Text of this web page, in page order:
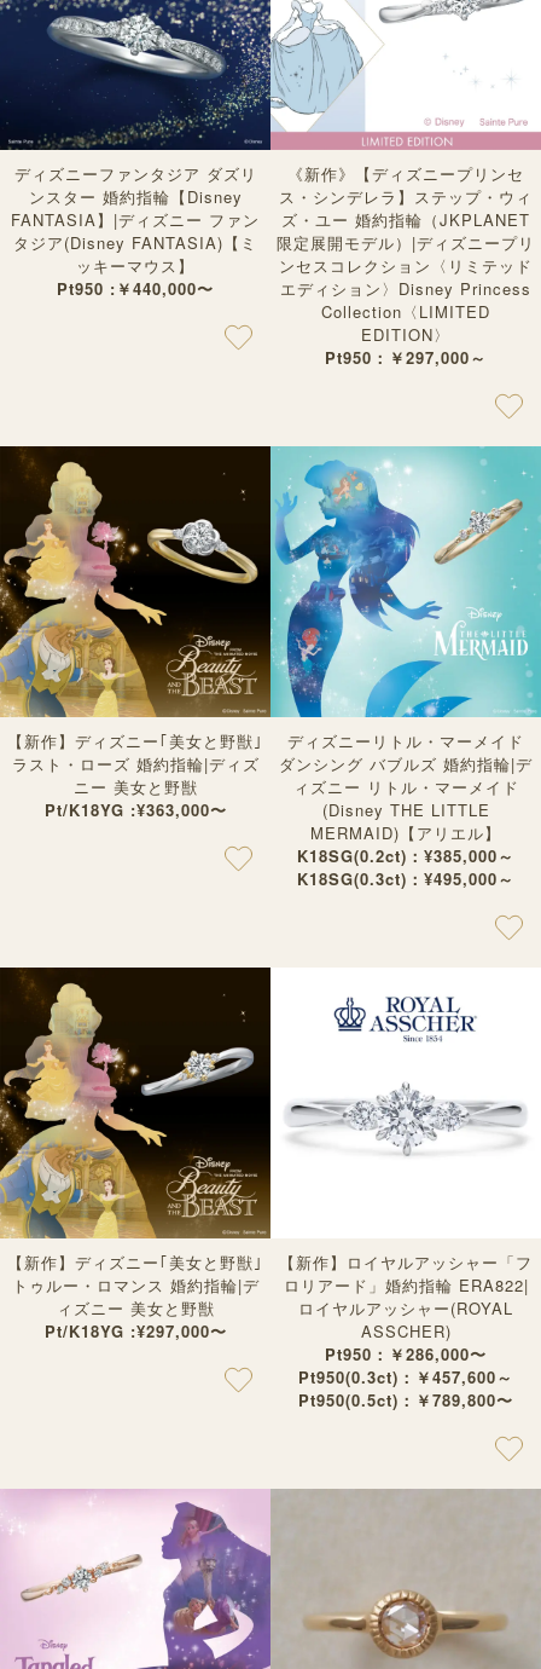
ディズニーファンタジア ダズリ
ンスター 婚約指輪【Disney
FANTASIA】|ディズニー ファン
タジア(Disney FANTASIA)【ミ
ッキーマウス】
Pt950 :￥440,000〜
《新作》【ディズニープリンセ
ス・シンデレラ】ステップ・ウィ
ズ・ユー 婚約指輪（JKPLANET
限定展開モデル）|ディズニープリ
ンセスコレクション〈リミテッド
エディション〉Disney Princess
Collection〈LIMITED
EDITION〉
Pt950：￥297,000～
【新作】ディズニー｢美女と野獣｣
ラスト・ローズ 婚約指輪|ディズ
ニー 美女と野獣
Pt/K18YG :¥363,000〜
ディズニーリトル・マーメイド
ダンシング バブルズ 婚約指輪|デ
ィズニー リトル・マーメイド
(Disney THE LITTLE
MERMAID)【アリエル】
K18SG(0.2ct)：¥385,000～
K18SG(0.3ct)：¥495,000～
【新作】ディズニー｢美女と野獣｣
トゥルー・ロマンス 婚約指輪|デ
ィズニー 美女と野獣
Pt/K18YG :¥297,000〜
【新作】ロイヤルアッシャー「フ
ロリアード」婚約指輪 ERA822|
ロイヤルアッシャー(ROYAL
ASSCHER)
Pt950：￥286,000〜
Pt950(0.3ct)：￥457,600～
Pt950(0.5ct)：￥789,800〜